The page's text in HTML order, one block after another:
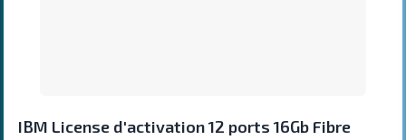
IBM License d'activation 12 ports 16Gb Fibre